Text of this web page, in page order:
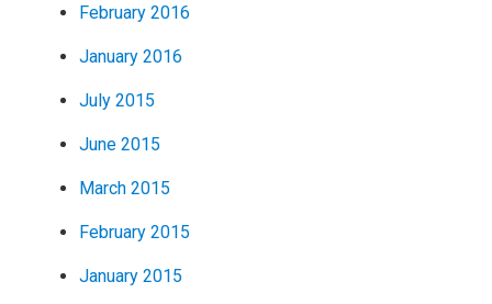
February 2016
January 2016
July 2015
June 2015
March 2015
February 2015
January 2015